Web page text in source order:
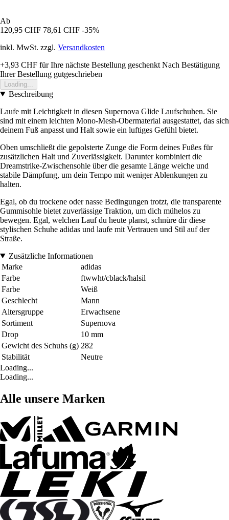
Ab
120,95 CHF 78,61 CHF -35%
inkl. MwSt. zzgl. Versandkosten
+3,93 CHF für Ihre nächste Bestellung geschenkt Nach Bestätigung
Ihrer Bestellung gutgeschrieben
Loading...
Beschreibung
Laufe mit Leichtigkeit in diesen Supernova Glide Laufschuhen. Sie
sind mit einem leichten Mono-Mesh-Obermaterial ausgestattet, das sich
deinem Fuß anpasst und Halt sowie ein luftiges Gefühl bietet.
Oben umschließt die gepolsterte Zunge die Form deines Fußes für
zusätzlichen Halt und Zuverlässigkeit. Darunter kombiniert die
Dreamstrike-Zwischensohle über die gesamte Länge weiche und
stabile Dämpfung, um dein Tempo mit weniger Ablenkungen zu
halten.
Egal, ob du trockene oder nasse Bedingungen trotzt, die transparente
Gummisohle bietet zuverlässige Traktion, um dich mühelos zu
bewegen. Egal, welchen Lauf du heute planst, schnüre dir diese
stylischen Schuhe adidas und laufe mit Vertrauen und Stil auf der
Straße.
Zusätzliche Informationen
Marke
adidas
Farbe
ftwwht/cblack/halsil
Farbe
Weiß
Geschlecht
Mann
Altersgruppe
Erwachsene
Sortiment
Supernova
Drop
10 mm
Gewicht des Schuhs (g) 282
Stabilität
Neutre
Loading...
Loading...
Alle unsere Marken